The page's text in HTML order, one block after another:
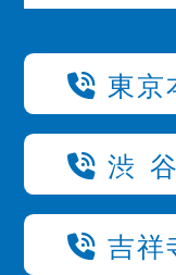
東京
渋
吉祥